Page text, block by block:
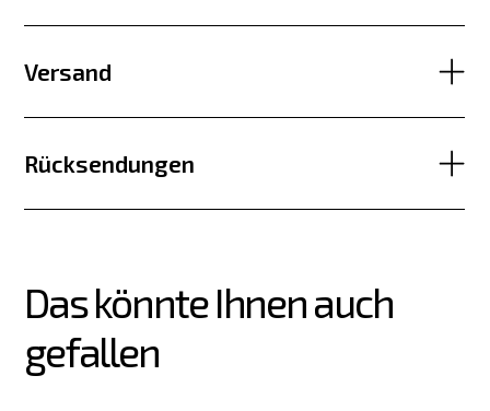
Versand
Rücksendungen
Das könnte Ihnen auch
gefallen